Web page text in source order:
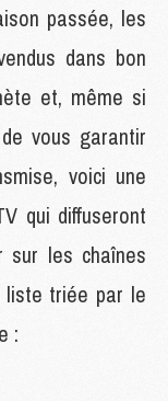
passée, les
dans bon
et, même si
vous garantir
voici une
qui diffuseront
sur les chaînes
liste triée par le
: